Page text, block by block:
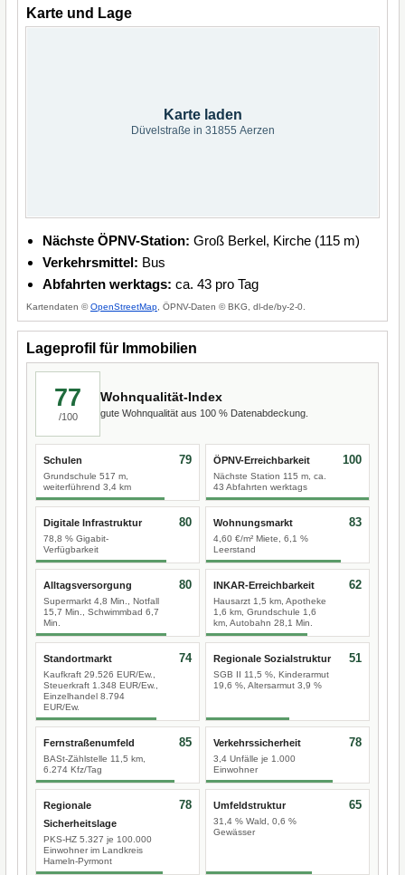
Karte und Lage
Karte laden
Düvelstraße in 31855 Aerzen
Nächste ÖPNV-Station: Groß Berkel, Kirche (115 m)
Verkehrsmittel: Bus
Abfahrten werktags: ca. 43 pro Tag
Kartendaten ©OpenStreetMap , ÖPNV-Daten © BKG, dl-de/by-2-0.
Lageprofil für Immobilien
77
/100
Wohnqualität-Index
gute Wohnqualität aus 100 % Datenabdeckung.
Schulen
Grundschule 517 m,
weiterführend 3,4 km
79 ÖPNV-Erreichbarkeit
Nächste Station 115 m, ca.
43 Abfahrten werktags
100
Digitale Infrastruktur
78,8 % Gigabit-
Verfügbarkeit
80 Wohnungsmarkt
4,60 €/m² Miete, 6,1 %
Leerstand
83
Alltagsversorgung
Supermarkt 4,8 Min., Notfall
15,7 Min., Schwimmbad 6,7
Min.
80 INKAR-Erreichbarkeit
Hausarzt 1,5 km, Apotheke
1,6 km, Grundschule 1,6
km, Autobahn 28,1 Min.
62
Standortmarkt
Kaufkraft 29.526 EUR/Ew.,
Steuerkraft 1.348 EUR/Ew.,
Einzelhandel 8.794
EUR/Ew.
74 Regionale Sozialstruktur
SGB II 11,5 %, Kinderarmut
19,6 %, Altersarmut 3,9 %
51
Fernstraßenumfeld
BASt-Zählstelle 11,5 km,
6.274 Kfz/Tag
85 Verkehrssicherheit
3,4 Unfälle je 1.000
Einwohner
78
Regionale
Sicherheitslage
PKS-HZ 5.327 je 100.000
Einwohner im Landkreis
Hameln-Pyrmont
78 Umfeldstruktur
31,4 % Wald, 0,6 %
Gewässer
65